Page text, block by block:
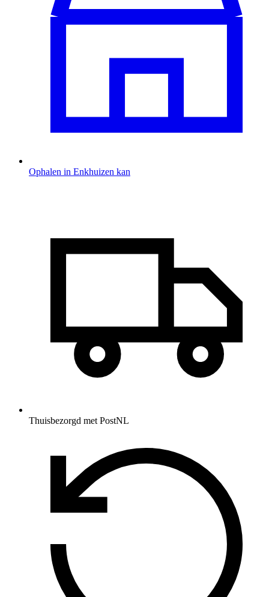
Ophalen in Enkhuizen kan
Thuisbezorgd met PostNL